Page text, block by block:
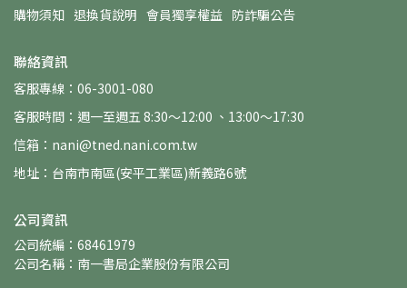
購物須知 退換貨說明 會員獨享權益 防詐騙公告
聯絡資訊
客服專線：06-3001-080
客服時間：週一至週五 8:30～12:00 、13:00～17:30
信箱：nani@tned.nani.com.tw
地址：台南市南區(安平工業區)新義路6號
公司資訊
公司統編：68461979
公司名稱：南一書局企業股份有限公司